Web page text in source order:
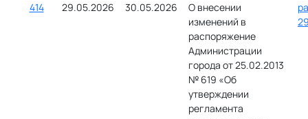
414 29.05.2026 30.05.2026
О внесении
изменений в
распоряжение
Администрации
города от 25.02.2013
№ 619 «Об
утверждении
регламента